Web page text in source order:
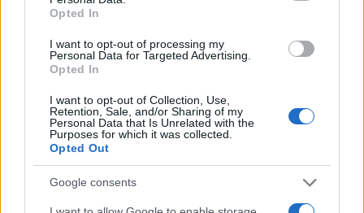
Opted In
I want to opt-out of processing my
Personal Data for Targeted Advertising.
Opted In
I want to opt-out of Collection, Use,
Retention, Sale, and/or Sharing of my
Personal Data that Is Unrelated with the
Purposes for which it was collected.
Opted Out
Google consents